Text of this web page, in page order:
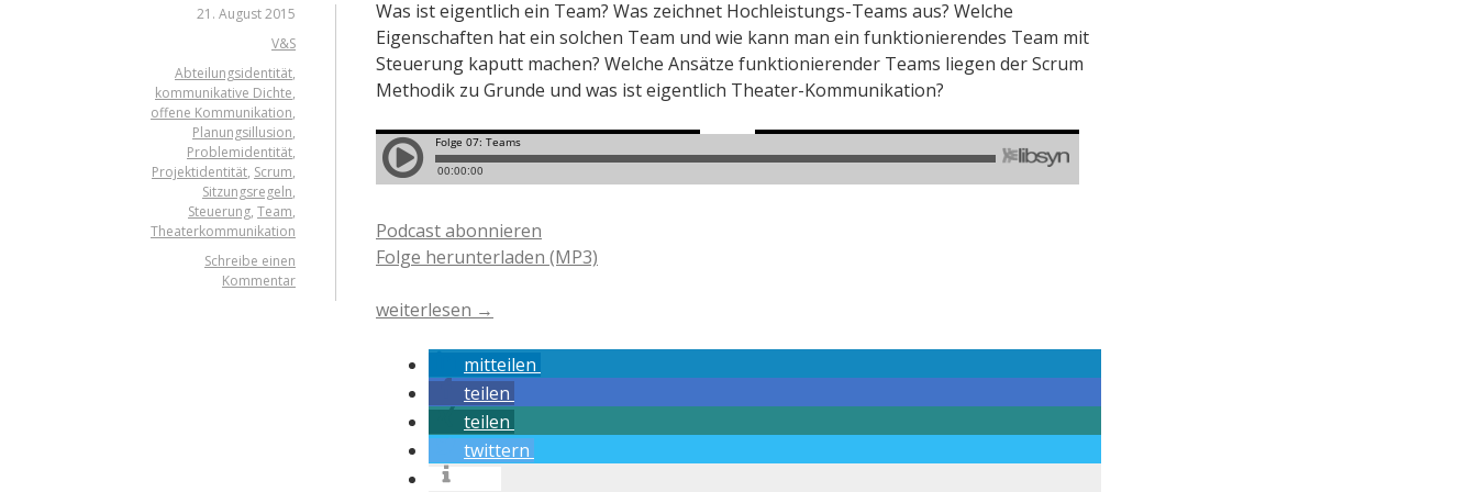
21. August 2015
V&S
Abteilungsidentität,
kommunikative Dichte,
offene Kommunikation,
Planungsillusion,
Problemidentität,
Projektidentität, Scrum,
Sitzungsregeln,
Steuerung, Team,
Theaterkommunikation
Schreibe einen
Kommentar
Was ist eigentlich ein Team? Was zeichnet Hochleistungs-Teams aus? Welche
Eigenschaften hat ein solchen Team und wie kann man ein funktionierendes Team mit
Steuerung kaputt machen? Welche Ansätze funktionierender Teams liegen der Scrum
Methodik zu Grunde und was ist eigentlich Theater-Kommunikation?
Podcast abonnieren
Folge herunterladen (MP3)
„Folge
Teams“
weiterlesen →
mitteilen
teilen
teilen
twittern